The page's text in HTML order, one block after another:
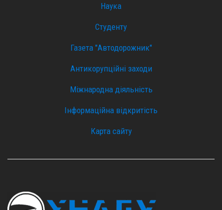
Наука
Студенту
Газета "Автодорожник"
Антикорупційні заходи
Міжнародна діяльність
Інформаційна відкритість
Карта сайту